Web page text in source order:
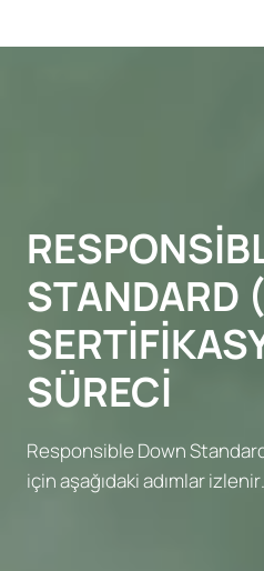
STANDARD
SÜRECI
Responsible Down
için aşağıdaki adımlar